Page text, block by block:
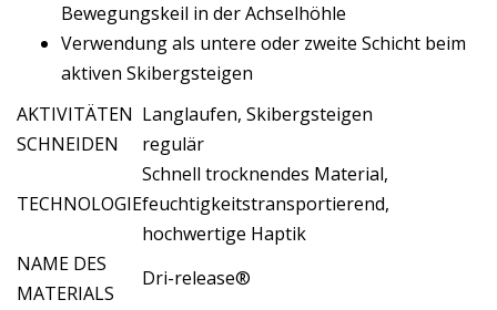
Bewegungskeil in der Achselhöhle
Verwendung als untere oder zweite Schicht beim
aktiven Skibergsteigen
AKTIVITÄTEN Langlaufen, Skibergsteigen
SCHNEIDEN
regulär
TECHNOLOGIE
Schnell trocknendes Material,
feuchtigkeitstransportierend,
hochwertige Haptik
NAME DES
MATERIALS
Dri-release®